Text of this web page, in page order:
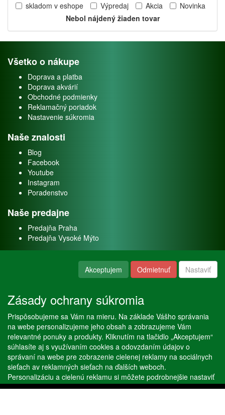
skladom v eshope Výpredaj Akcia
Novinka
Nebol nájdený žiaden tovar
Všetko o nákupe
Doprava a platba
Doprava akvárií
Obchodné podmienky
Reklamačný poriadok
Nastavenie súkromia
Naše znalosti
Blog
Facebook
Youtube
Instagram
Poradenstvo
Naše predajne
Predajňa Praha
Predajňa Vysoké Mýto
Naše služby
Servis
Predaj akváriových rýb
Predaj akváriových rastlín
Copyright © Stöckl spol. s r. o. 2020, powered byABRA E-shop
Akceptujem Odmietnuť Nastaviť
Zásady ochrany súkromia
Prispôsobujeme sa Vám na mieru. Na základe Vášho správania
na webe personalizujeme jeho obsah a zobrazujeme Vám
relevantné ponuky a produkty. Kliknutím na tlačidlo „Akceptujem“
súhlasíte aj s využívaním cookies a odovzdaním údajov o
správaní na webe pre zobrazenie cielenej reklamy na sociálnych
sieťach av reklamných sieťach na ďalších weboch.
Personalizáciu a cielenú reklamu si môžete podrobnejšie nastaviť
alebo kedykoľvek vypnúť po kliknutí na tlačidlo „Nastaviť“.